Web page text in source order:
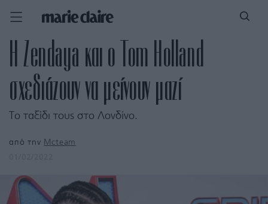
Η Zendaya και ο Tom Holland
σχεδιάζουν να μείνουν μαζί
Το ταξίδι τους στο Λονδίνο.
από την Mcteam